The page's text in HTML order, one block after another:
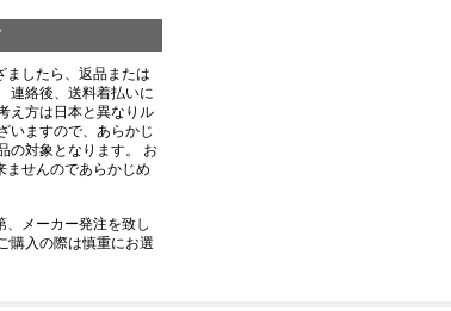
ましたら、返品または
連絡後、送料着払いに
え方は日本と異なりル
いますので、あらかじ
の対象となります。 お
ませんのであらかじめ
、メーカー発注を致し
購入の際は慎重にお選